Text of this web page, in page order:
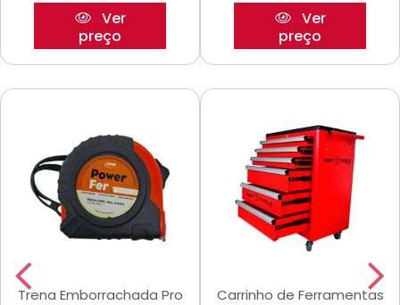
Ver
preço
Ver
preço
Trena Emborrachada Pro
Carrinho de Ferramentas